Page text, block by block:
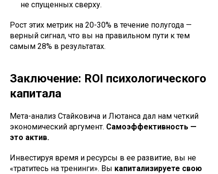
не спущенных сверху.
Рост этих метрик на 20-30% в течение полугода —
верный сигнал, что вы на правильном пути к тем
самым 28% в результатах.
Заключение: ROI психологического
капитала
Мета-анализ Стайковича и Лютанса дал нам четкий
экономический аргумент. Самоэффективность —
это актив.
Инвестируя время и ресурсы в ее развитие, вы не
«тратитесь на тренинги». Вы капитализируете свою